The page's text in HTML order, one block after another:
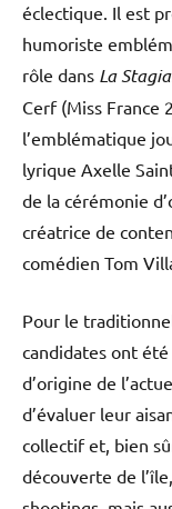
éclectique. Il est
humoriste
rôle dans La
Cerf (Miss France
l’emblématique
lyrique Axelle
de la cérémonie
créatrice de
comédien Tom
Pour le
candidates ont
d’origine de
d’évaluer leur
collectif et, bien
découverte de